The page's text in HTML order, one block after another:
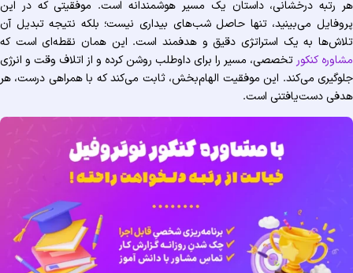
هر رتبه درخشانی، داستان یک مسیر هوشمندانه است. موفقیتی که در این
پروفایل می‌بینید، تنها حاصل شب‌های بیداری نیست؛ بلکه نتیجه تبدیل آن
تلاش‌ها به یک استراتژی دقیق و هدفمند است. این همان نقطه‌ای است که
مشاوره کنکور تخصصی، مسیر را برای داوطلب روشن کرده و از اتلاف وقت و انرژی
جلوگیری می‌کند. این موفقیت الهام‌بخش، ثابت می‌کند که با همراهی درست، هر
هدفی دست‌یافتنی است.